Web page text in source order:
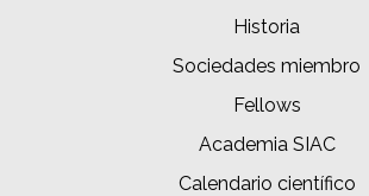
Historia
Sociedades miembro
Fellows
Academia SIAC
Calendario científico